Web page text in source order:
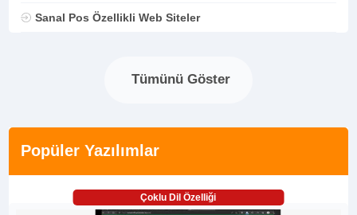
Sanal Pos Özellikli Web Siteler
Tümünü Göster
Popüler Yazılımlar
Çoklu Dil Özelliği